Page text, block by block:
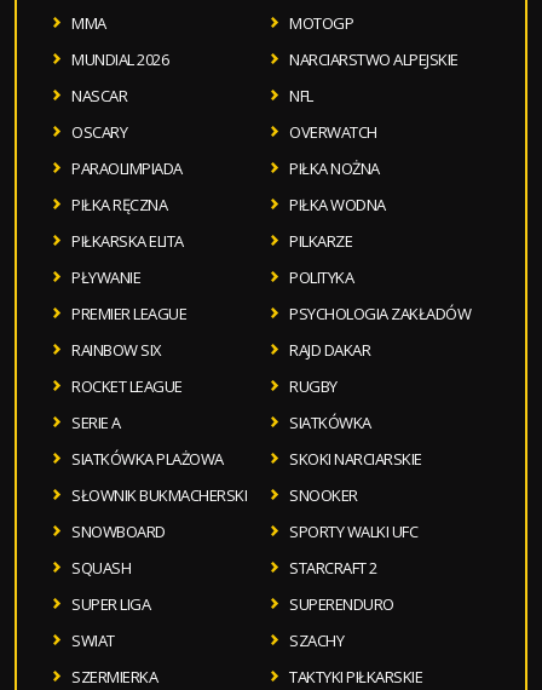
MMA
MOTOGP
MUNDIAL 2026
NARCIARSTWO ALPEJSKIE
NASCAR
NFL
OSCARY
OVERWATCH
PARAOLIMPIADA
PIŁKA NOŻNA
PIŁKA RĘCZNA
PIŁKA WODNA
PIŁKARSKA ELITA
PILKARZE
PŁYWANIE
POLITYKA
PREMIER LEAGUE
PSYCHOLOGIA ZAKŁADÓW
RAINBOW SIX
RAJD DAKAR
ROCKET LEAGUE
RUGBY
SERIE A
SIATKÓWKA
SIATKÓWKA PLAŻOWA
SKOKI NARCIARSKIE
SŁOWNIK BUKMACHERSKI
SNOOKER
SNOWBOARD
SPORTY WALKI UFC
SQUASH
STARCRAFT 2
SUPER LIGA
SUPERENDURO
SWIAT
SZACHY
SZERMIERKA
TAKTYKI PIŁKARSKIE